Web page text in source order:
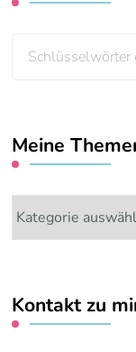
Suchst
Meine
Meine
Themen:
Kontakt zu